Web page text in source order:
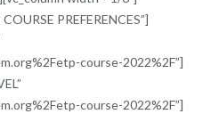
PREFERENCES”]
course-2022%2F”]
course-2022%2F”]